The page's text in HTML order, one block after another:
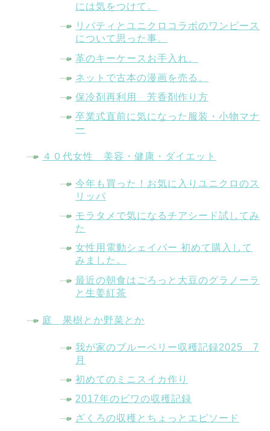
には気をつけて。
リバティとユニクロコラボのワンピース
について思った事。
革のキーケースお手入れ。
ネットで古本の漫画を売る。
保冷剤再利用 芳香剤作り方
卒業式直前に気になった服装・小物マナ
ー
４０代女性 美容・健康・ダイエット
今年も買った！お気に入りユニクロのス
リッパ
モラタメで気になるチアシード試してみ
た
女性用電動シェイバー 初めて購入して
みました。
最近の朝食はごろっと大豆のグラノーラ
と生姜紅茶
庭 果樹とか野菜とか
我が家のブルーベリー収穫記録2025 7
月
初めてのミニスイカ作り
2017年のビワの収穫記録
ざくろの収穫とちょっとエピソード